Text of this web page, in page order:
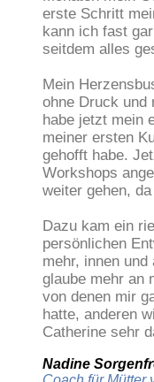
erste Schritt
kann ich fast
seitdem alles
Mein
ohne Druck und
habe jetzt mein
meiner ersten
gehofft habe.
Workshops
weiter gehen,
Dazu kam ein
persönlichen
mehr, innen und
glaube mehr an
von denen mir
hatte, anderen
Catherine sehr
Nadine